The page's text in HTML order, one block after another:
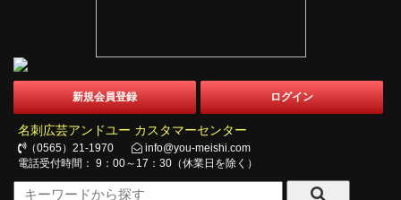
新規会員登録 ログイン
名刺広芸アンドユー カスタマーセンター
（0565）21-1970
info@you-meishi.com
電話受付時間： 9：00～17：30（休業日を除く）